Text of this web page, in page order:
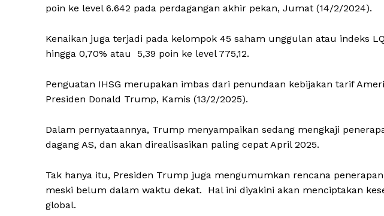
poin ke level 6.642 pada perdagangan akhir pekan, Jumat (14/2/2024).
Kenaikan juga terjadi pada kelompok 45 saham unggulan atau indeks
hingga 0,70% atau 5,39 poin ke level 775,12.
Penguatan IHSG merupakan imbas dari penundaan kebijakan tarif
Presiden Donald Trump, Kamis (13/2/2025).
Dalam pernyataannya, Trump menyampaikan sedang mengkaji
dagang AS, dan akan direalisasikan paling cepat April 2025.
Tak hanya itu, Presiden Trump juga mengumumkan rencana
meski belum dalam waktu dekat. Hal ini diyakini akan menciptakan
global.